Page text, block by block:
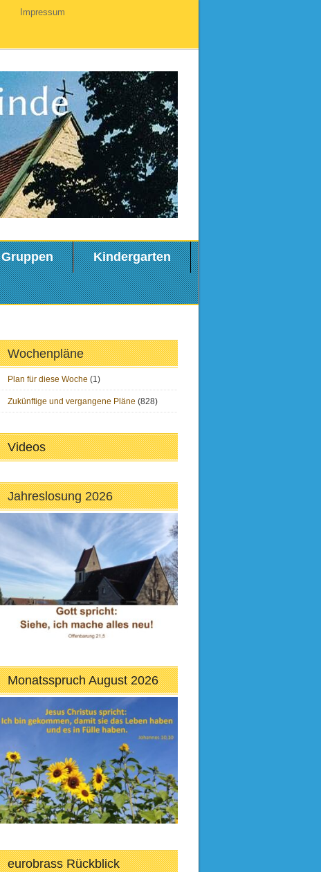
Impressum
Gruppen Kindergarten
Wochenpläne
Plan für diese Woche (1)
Zukünftige und vergangene Pläne (828)
Videos
Jahreslosung 2026
Monatsspruch August 2026
eurobrass Rückblick